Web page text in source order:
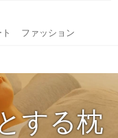
ファッション
する枕